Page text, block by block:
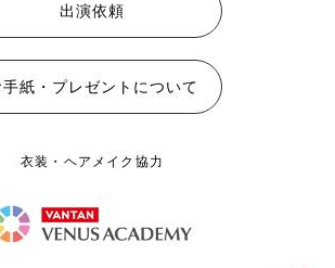
出演依頼
手紙・プレゼントについて
衣装・ヘアメイク協力